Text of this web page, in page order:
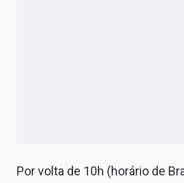
Por volta de 10h (horário de